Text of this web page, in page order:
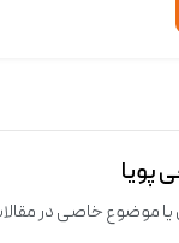
پویا
موضوع خاصی در